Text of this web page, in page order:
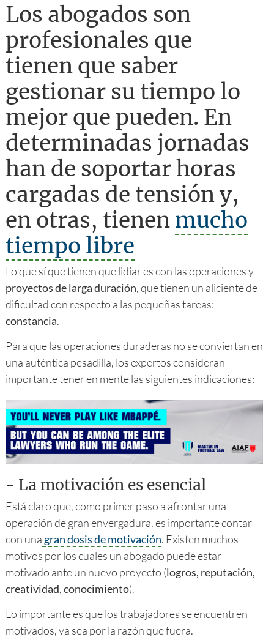
Los abogados son
profesionales que
tienen que saber
gestionar su tiempo lo
mejor que pueden. En
determinadas jornadas
han de soportar horas
cargadas de tensión y,
en otras, tienen mucho
tiempo libre
Lo que sí que tienen que lidiar es con las operaciones y
proyectos de larga duración, que tienen un aliciente de
dificultad con respecto a las pequeñas tareas:
constancia.
Para que las operaciones duraderas no se conviertan en
una auténtica pesadilla, los expertos consideran
importante tener en mente las siguientes indicaciones:
- La motivación es esencial
Está claro que, como primer paso a afrontar una
operación de gran envergadura, es importante contar
con una gran dosis de motivación. Existen muchos
motivos por los cuales un abogado puede estar
motivado ante un nuevo proyecto (logros, reputación,
creatividad, conocimiento).
Lo importante es que los trabajadores se encuentren
motivados, ya sea por la razón que fuera.